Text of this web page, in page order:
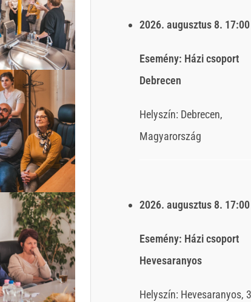
2026. augusztus 8. 17:00
Esemény: Házi csoport
Debrecen
Helyszín: Debrecen,
Magyarország
2026. augusztus 8. 17:00
Esemény: Házi csoport
Hevesaranyos
Helyszín: Hevesaranyos,